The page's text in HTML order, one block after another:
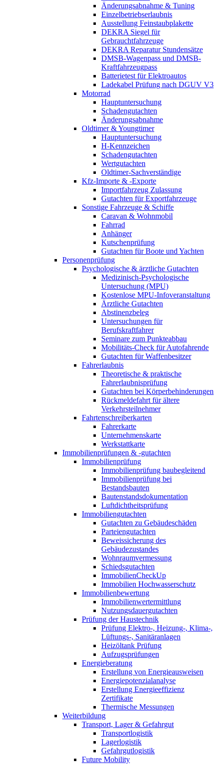
Änderungsabnahme & Tuning
Einzelbetriebserlaubnis
Ausstellung Feinstaubplakette
DEKRA Siegel für
Gebrauchtfahrzeuge
DEKRA Reparatur Stundensätze
DMSB-Wagenpass und DMSB-
Kraftfahrzeugpass
Batterietest für Elektroautos
Ladekabel Prüfung nach DGUV V3
Motorrad
Hauptuntersuchung
Schadengutachten
Änderungsabnahme
Oldtimer & Youngtimer
Hauptuntersuchung
H-Kennzeichen
Schadengutachten
Wertgutachten
Oldtimer-Sachverständige
Kfz-Importe & -Exporte
Importfahrzeug Zulassung
Gutachten für Exportfahrzeuge
Sonstige Fahrzeuge & Schiffe
Caravan & Wohnmobil
Fahrrad
Anhänger
Kutschenprüfung
Gutachten für Boote und Yachten
Personenprüfung
Psychologische & ärztliche Gutachten
Medizinisch-Psychologische
Untersuchung (MPU)
Kostenlose MPU-Infoveranstaltung
Ärztliche Gutachten
Abstinenzbeleg
Untersuchungen für
Berufskraftfahrer
Seminare zum Punkteabbau
Mobilitäts-Check für Autofahrende
Gutachten für Waffenbesitzer
Fahrerlaubnis
Theoretische & praktische
Fahrerlaubnisprüfung
Gutachten bei Körperbehinderungen
Rückmeldefahrt für ältere
Verkehrsteilnehmer
Fahrtenschreiberkarten
Fahrerkarte
Unternehmenskarte
Werkstattkarte
Immobilienprüfungen & -gutachten
Immobilienprüfung
Immobilienprüfung baubegleitend
Immobilienprüfung bei
Bestandsbauten
Bautenstandsdokumentation
Luftdichtheitsprüfung
Immobiliengutachten
Gutachten zu Gebäudeschäden
Parteiengutachten
Beweissicherung des
Gebäudezustandes
Wohnraumvermessung
Schiedsgutachten
ImmobilienCheckUp
Immobilien Hochwasserschutz
Immobilienbewertung
Immobilienwertermittlung
Nutzungsdauergutachten
Prüfung der Haustechnik
Prüfung Elektro-, Heizung-, Klima-,
Lüftungs-, Sanitäranlagen
Heizöltank Prüfung
Aufzugsprüfungen
Energieberatung
Erstellung von Energieausweisen
Energiepotenzialanalyse
Erstellung Energieeffizienz
Zertifikate
Thermische Messungen
Weiterbildung
Transport, Lager & Gefahrgut
Transportlogistik
Lagerlogistik
Gefahrgutlogistik
Future Mobility